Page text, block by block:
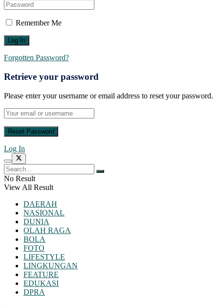
Remember Me
Forgotten Password?
Retrieve your password
Please enter your username or email address to reset your password.
Log In
No Result
View All Result
DAERAH
NASIONAL
DUNIA
OLAH RAGA
BOLA
FOTO
LIFESTYLE
LINGKUNGAN
FEATURE
EDUKASI
DPRA